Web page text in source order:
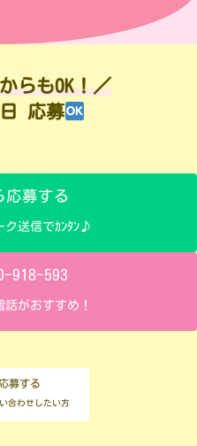
らもOK！／
応募
応募する
ク送信でｶﾝﾀﾝ♪
918-593
がおすすめ！
募する
合わせしたい方